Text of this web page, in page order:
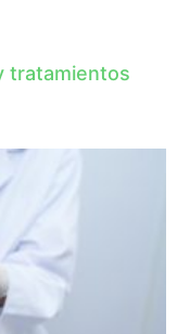
tratamientos